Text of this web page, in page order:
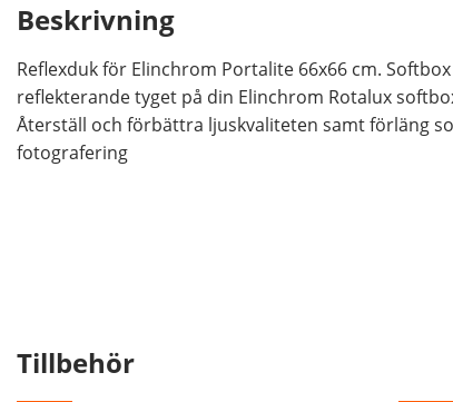
Beskrivning
Reflexduk för Elinchrom Portalite 66x66 cm.
reflekterande tyget på din Elinchrom Rotalux
Återställ och förbättra ljuskvaliteten samt förläng
fotografering
Tillbehör